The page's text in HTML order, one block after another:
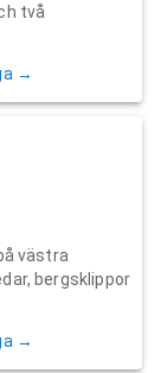
två
→
västra
bergsklippor
→